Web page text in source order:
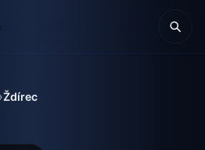
Ždírec